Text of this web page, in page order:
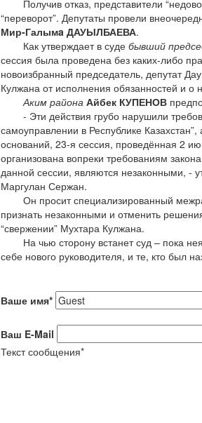
Получив отказ, представители
“переворот”. Депутаты провели
Мир-Галымa ДАУЫЛБАЕВА.
Как утверждает в суде бывший
сессия была проведена без каких-либо
новоизбранный председатель, депутат
Кулжана от исполнения обязанностей и о
Аким района Айбек КУПЕНОВ
- Эти действия грубо нарушили
самоуправлении в Республике
оснований, 23-я сессия, проведённая 2
организована вопреки требованиям
данной сессии, являются незаконными, -
Маргулан Сержан.
Он просит специализированный
признать незаконными и отменить
“свержении” Мухтара Кулжана.
На чью сторону встанет суд – пока
себе нового руководителя, и те, кто был
Ваше имя*
Ваш E-Mail
Текст сообщения*